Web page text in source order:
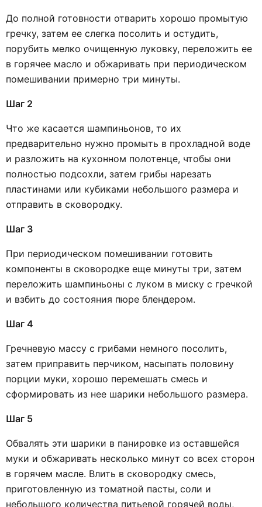
До полной готовности отварить хорошо промытую
гречку, затем ее слегка посолить и остудить,
порубить мелко очищенную луковку, переложить ее
в горячее масло и обжаривать при периодическом
помешивании примерно три минуты.
Шаг 2
Что же касается шампиньонов, то их
предварительно нужно промыть в прохладной воде
и разложить на кухонном полотенце, чтобы они
полностью подсохли, затем грибы нарезать
пластинами или кубиками небольшого размера и
отправить в сковородку.
Шаг 3
При периодическом помешивании готовить
компоненты в сковородке еще минуты три, затем
переложить шампиньоны с луком в миску с гречкой
и взбить до состояния пюре блендером.
Шаг 4
Гречневую массу с грибами немного посолить,
затем приправить перчиком, насыпать половину
порции муки, хорошо перемешать смесь и
сформировать из нее шарики небольшого размера.
Шаг 5
Обвалять эти шарики в панировке из оставшейся
муки и обжаривать несколько минут со всех сторон
в горячем масле. Влить в сковородку смесь,
приготовленную из томатной пасты, соли и
небольшого количества питьевой горячей воды,